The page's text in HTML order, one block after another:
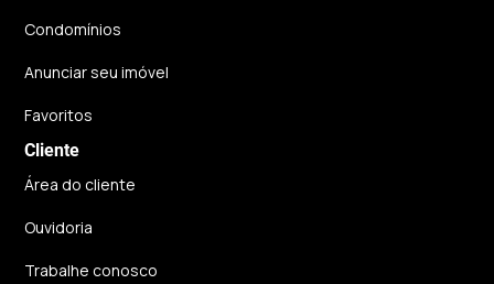
Condomínios
Anunciar seu imóvel
Favoritos
Cliente
Área do cliente
Ouvidoria
Trabalhe conosco